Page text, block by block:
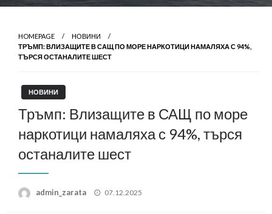
HOMEPAGE
НОВИНИ
ТРЪМП: ВЛИЗАЩИТЕ В САЩ ПО МОРЕ НАРКОТИЦИ НАМАЛЯХА С 94%,
ТЪРСЯ ОСТАНАЛИТЕ ШЕСТ
НОВИНИ
Тръмп: Влизащите в САЩ по море
наркотици намаляха с 94%, търся
останалите шест
admin_zarata
Posted
07.12.2025